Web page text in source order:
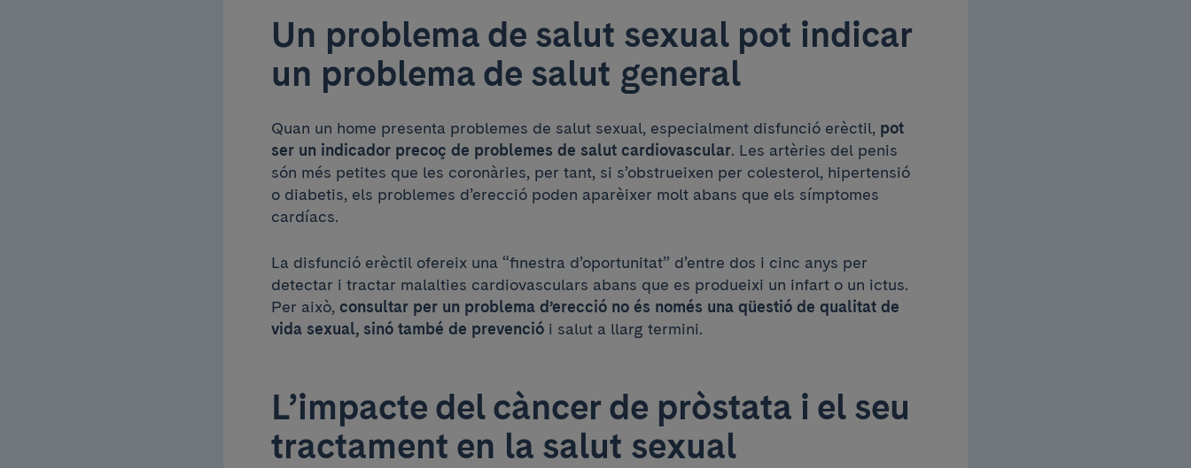
Un problema de salut sexual pot indicar
un problema de salut general
Quan un home presenta problemes de salut sexual, especialment disfunció erèctil, pot
ser un indicador precoç de problemes de salut cardiovascular. Les artèries del penis
són més petites que les coronàries, per tant, si s’obstrueixen per colesterol, hipertensió
o diabetis, els problemes d’erecció poden aparèixer molt abans que els símptomes
cardíacs.
La disfunció erèctil ofereix una “finestra d’oportunitat” d’entre dos i cinc anys per
detectar i tractar malalties cardiovasculars abans que es produeixi un infart o un ictus.
Per això, consultar per un problema d’erecció no és només una qüestió de qualitat de
vida sexual, sinó també de prevenció i salut a llarg termini.
L’impacte del càncer de pròstata i el seu
tractament en la salut sexual